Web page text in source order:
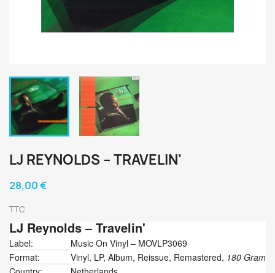
LJ REYNOLDS ‎– TRAVELIN'
28,00 €
TTC
LJ Reynolds‎– Travelin'
Label:
Music On Vinyl ‎– MOVLP3069
Format:
Vinyl, LP, Album, Reissue, Remastered, 180 Gram